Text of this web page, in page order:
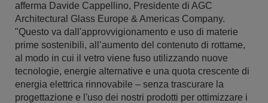
afferma Davide Cappellino, Presidente di AGC
Architectural Glass Europe & Americas Company.
"Questo va dall'approvvigionamento e uso di materie
prime sostenibili, all’aumento del contenuto di rottame,
al modo in cui il vetro viene fuso utilizzando nuove
tecnologie, energie alternative e una quota crescente di
energia elettrica rinnovabile – senza trascurare la
progettazione e l'uso dei nostri prodotti per ottimizzare i